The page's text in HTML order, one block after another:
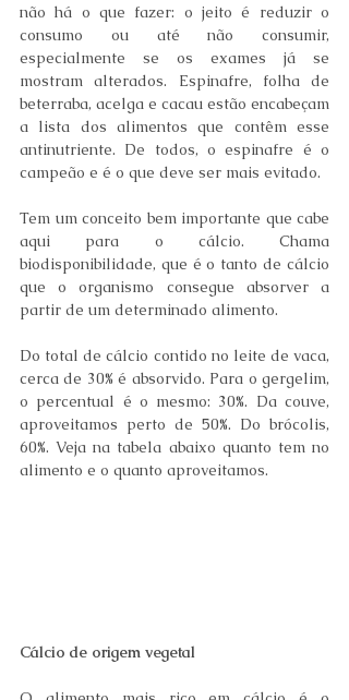
não há o que fazer: o jeito é reduzir o
consumo ou até não consumir,
especialmente se os exames já se
mostram alterados. Espinafre, folha de
beterraba, acelga e cacau estão encabeçam
a lista dos alimentos que contêm esse
antinutriente. De todos, o espinafre é o
campeão e é o que deve ser mais evitado.
Tem um conceito bem importante que cabe
aqui para o cálcio. Chama
biodisponibilidade, que é o tanto de cálcio
que o organismo consegue absorver a
partir de um determinado alimento.
Do total de cálcio contido no leite de vaca,
cerca de 30% é absorvido. Para o gergelim,
o percentual é o mesmo: 30%. Da couve,
aproveitamos perto de 50%. Do brócolis,
60%. Veja na tabela abaixo quanto tem no
alimento e o quanto aproveitamos.
Cálcio de origem vegetal